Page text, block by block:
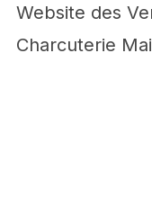
Website des
Charcuterie